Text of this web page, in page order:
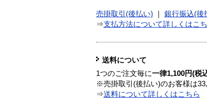
売掛取引(後払い) 銀行振込(後
⇒支払方法について詳しくはこ
送料について
1つのご注文毎に一律1,100円(税
※売掛取引(後払い)のお客様は
⇒送料について詳しくはこちら